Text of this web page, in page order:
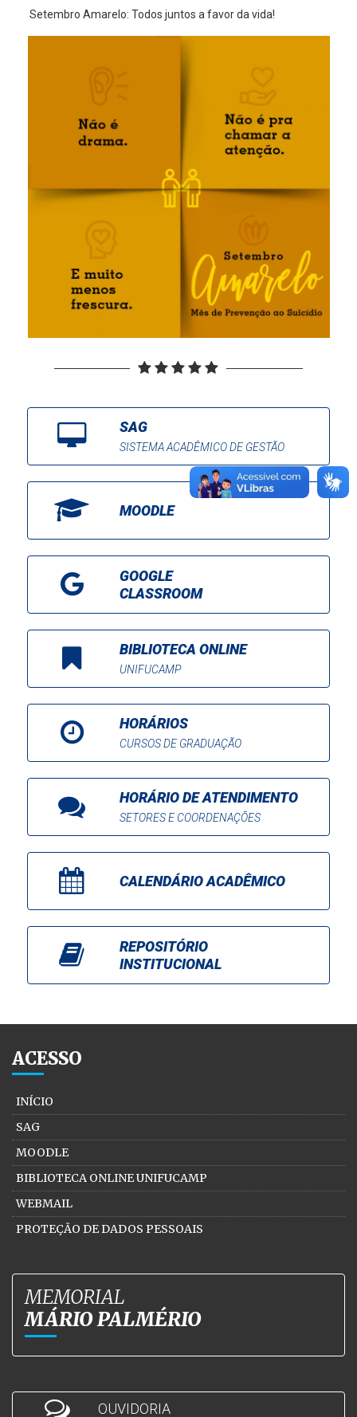
Setembro Amarelo: Todos juntos a favor da vida!
SAG
SISTEMA ACADÊMICO DE GESTÃO
MOODLE
GOOGLE
CLASSROOM
BIBLIOTECA ONLINE
UNIFUCAMP
HORÁRIOS
CURSOS DE GRADUAÇÃO
HORÁRIO DE ATENDIMENTO
SETORES E COORDENAÇÕES
CALENDÁRIO ACADÊMICO
REPOSITÓRIO
INSTITUCIONAL
ACESSO
INÍCIO
SAG
MOODLE
BIBLIOTECA ONLINE UNIFUCAMP
WEBMAIL
PROTEÇÃO DE DADOS PESSOAIS
MEMORIAL
MÁRIO PALMÉRIO
OUVIDORIA